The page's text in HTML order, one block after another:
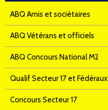
ABQ Amis et sociétaires
ABQ Vétérans et officiels
ABQ Concours National M2
Qualif Secteur 17 et Fédéraux
Concours Secteur 17